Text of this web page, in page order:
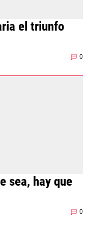
el triunfo
0
sea, hay que
0